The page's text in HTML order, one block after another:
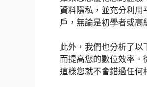
資料隱私，並充分利用
戶，無論是初學者或高
此外，我們也分析了以
而提高您的數位效率
這樣您就不會錯過任何